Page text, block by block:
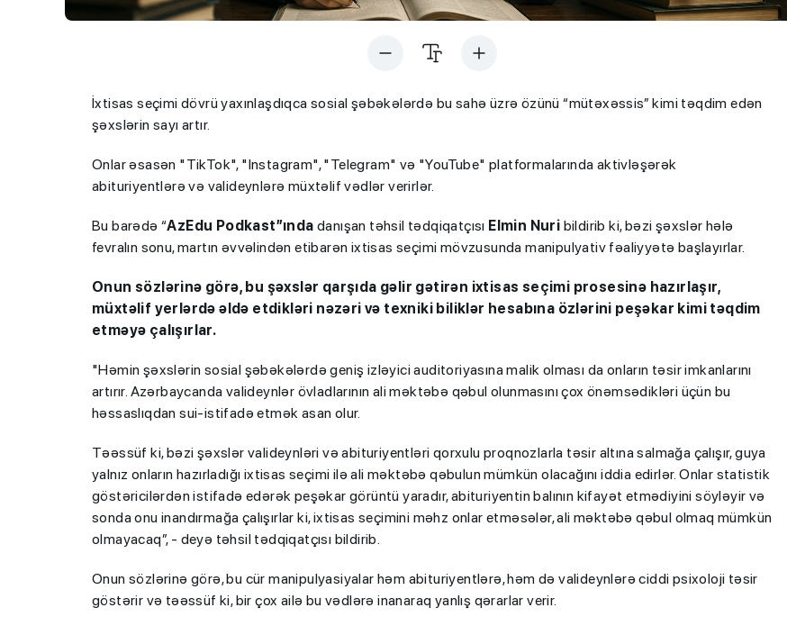
İxtisas seçimi dövrü yaxınlaşdıqca sosial şəbəkələrdə bu sahə üzrə özünü “mütəxəssis” kimi təqdim edən
şəxslərin sayı artır.
Onlar əsasən "TikTok", "Instagram", "Telegram" və "YouTube" platformalarında aktivləşərək
abituriyentlərə və valideynlərə müxtəlif vədlər verirlər.
Bu barədə “AzEdu Podkast”ında danışan təhsil tədqiqatçısı Elmin Nuri bildirib ki, bəzi şəxslər hələ
fevralın sonu, martın əvvəlindən etibarən ixtisas seçimi mövzusunda manipulyativ fəaliyyətə başlayırlar.
Onun sözlərinə görə, bu şəxslər qarşıda gəlir gətirən ixtisas seçimi prosesinə hazırlaşır,
müxtəlif yerlərdə əldə etdikləri nəzəri və texniki biliklər hesabına özlərini peşəkar kimi təqdim
etməyə çalışırlar.
"Həmin şəxslərin sosial şəbəkələrdə geniş izləyici auditoriyasına malik olması da onların təsir imkanlarını
artırır. Azərbaycanda valideynlər övladlarının ali məktəbə qəbul olunmasını çox önəmsədikləri üçün bu
həssaslıqdan sui-istifadə etmək asan olur.
Təəssüf ki, bəzi şəxslər valideynləri və abituriyentləri qorxulu proqnozlarla təsir altına salmağa çalışır, guya
yalnız onların hazırladığı ixtisas seçimi ilə ali məktəbə qəbulun mümkün olacağını iddia edirlər. Onlar statistik
göstəricilərdən istifadə edərək peşəkar görüntü yaradır, abituriyentin balının kifayət etmədiyini söyləyir və
sonda onu inandırmağa çalışırlar ki, ixtisas seçimini məhz onlar etməsələr, ali məktəbə qəbul olmaq mümkün
olmayacaq”, - deyə təhsil tədqiqatçısı bildirib.
Onun sözlərinə görə, bu cür manipulyasiyalar həm abituriyentlərə, həm də valideynlərə ciddi psixoloji təsir
göstərir və təəssüf ki, bir çox ailə bu vədlərə inanaraq yanlış qərarlar verir.